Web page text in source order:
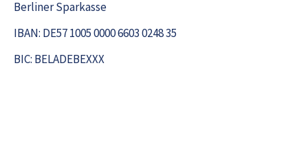
Berliner Sparkasse
IBAN: DE57 1005 0000 6603 0248 35
BIC: BELADEBEXXX